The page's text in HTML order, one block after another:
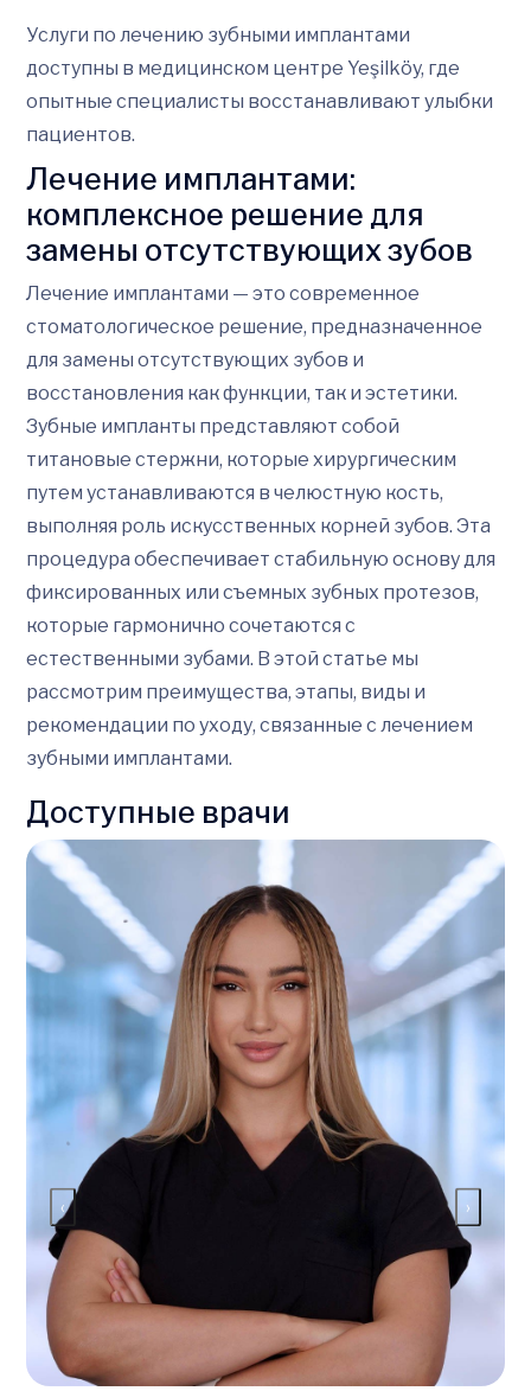
Услуги по лечению зубными имплантами
доступны в медицинском центре Yeşilköy, где
опытные специалисты восстанавливают улыбки
пациентов.
Лечение имплантами:
комплексное решение для
замены отсутствующих зубов
Лечение имплантами — это современное
стоматологическое решение, предназначенное
для замены отсутствующих зубов и
восстановления как функции, так и эстетики.
Зубные импланты представляют собой
титановые стержни, которые хирургическим
путем устанавливаются в челюстную кость,
выполняя роль искусственных корней зубов. Эта
процедура обеспечивает стабильную основу для
фиксированных или съемных зубных протезов,
которые гармонично сочетаются с
естественными зубами. В этой статье мы
рассмотрим преимущества, этапы, виды и
рекомендации по уходу, связанные с лечением
зубными имплантами.
Доступные врачи
‹ ›